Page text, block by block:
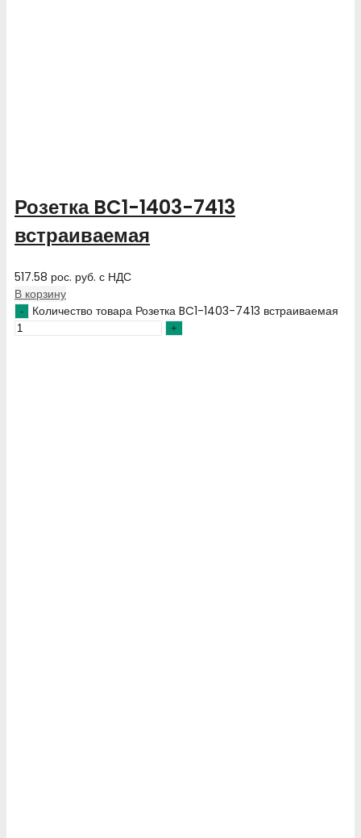
Розетка BC1-1403-7413
встраиваемая
517.58 рос. руб. с НДС
В корзину
Количество товара Розетка BC1-1403-7413 встраиваемая